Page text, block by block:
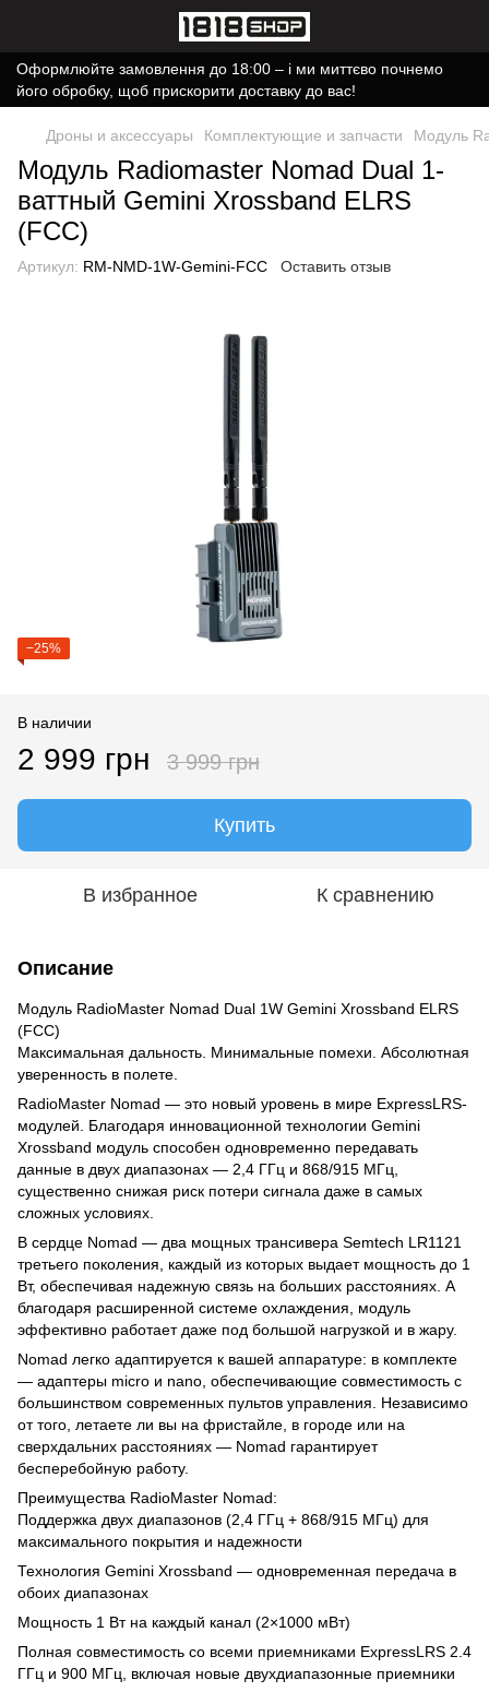
Оформлюйте замовлення до 18:00 – і ми миттєво почнемо
його обробку, щоб прискорити доставку до вас!
Дроны и аксессуары Комплектующие и запчасти Модуль
Модуль Radiomaster Nomad Dual 1-
ваттный Gemini Xrossband ELRS
(FCC)
Артикул: RM-NMD-1W-Gemini-FCC Оставить отзыв
−25%
В наличии
2 999 грн 3 999 грн
Купить
В избранное К сравнению
Описание
Модуль RadioMaster Nomad Dual 1W Gemini Xrossband ELRS
(FCC)
Максимальная дальность. Минимальные помехи. Абсолютная
уверенность в полете.
RadioMaster Nomad — это новый уровень в мире ExpressLRS-
модулей. Благодаря инновационной технологии Gemini
Xrossband модуль способен одновременно передавать
данные в двух диапазонах — 2,4 ГГц и 868/915 МГц,
существенно снижая риск потери сигнала даже в самых
сложных условиях.
В сердце Nomad — два мощных трансивера Semtech LR1121
третьего поколения, каждый из которых выдает мощность до 1
Вт, обеспечивая надежную связь на больших расстояниях. А
благодаря расширенной системе охлаждения, модуль
эффективно работает даже под большой нагрузкой и в жару.
Nomad легко адаптируется к вашей аппаратуре: в комплекте
— адаптеры micro и nano, обеспечивающие совместимость с
большинством современных пультов управления. Независимо
от того, летаете ли вы на фристайле, в городе или на
сверхдальних расстояниях — Nomad гарантирует
бесперебойную работу.
Преимущества RadioMaster Nomad:
Поддержка двух диапазонов (2,4 ГГц + 868/915 МГц) для
максимального покрытия и надежности
Технология Gemini Xrossband — одновременная передача в
обоих диапазонах
Мощность 1 Вт на каждый канал (2×1000 мВт)
Полная совместимость со всеми приемниками ExpressLRS 2.4
ГГц и 900 МГц, включая новые двухдиапазонные приемники